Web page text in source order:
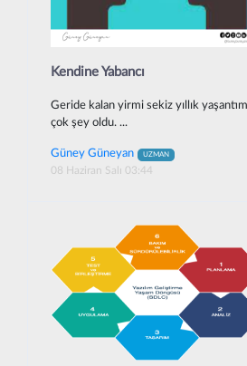
Kendine Yabancı
Geride kalan yirmi sekiz yıllık
çok şey oldu. ...
Güney Güneyan UZMAN
08 Haziran Salı 03:44